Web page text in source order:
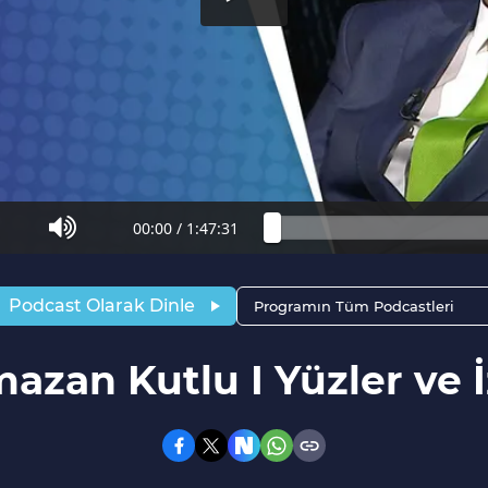
00:00 / 1:47:31
Podcast Olarak Dinle Programın Tüm Podcastleri
Kutlu I Yüzler ve